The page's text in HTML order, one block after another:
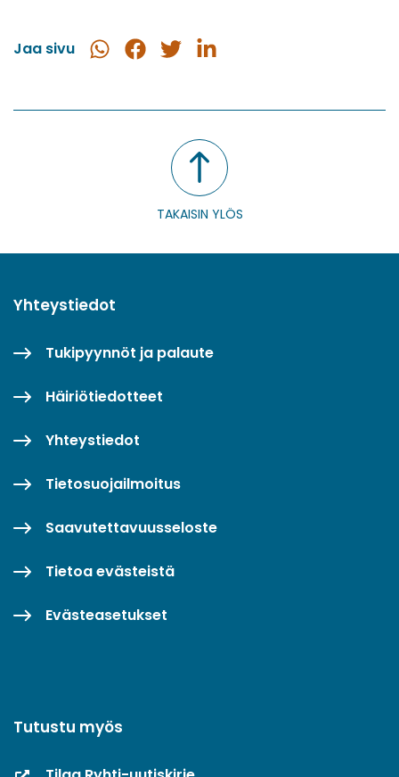
palveluun)
Jaa sivu
Jaa
Jaa
Jaa
Jaa
TAKAISIN YLÖS
Yhteystiedot
Tukipyynnöt ja palaute
Häiriötiedotteet
Yhteystiedot
Tietosuojailmoitus
Saavutettavuusseloste
Tietoa evästeistä
Evästeasetukset
Tutustu myös